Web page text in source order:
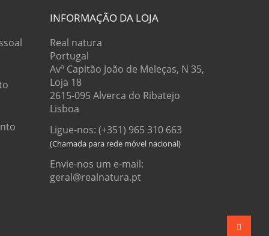
INFORMAÇÃO DA LOJA
Real natura
Portugal
Avª Capitão João de Meleças, N 35,
Loja 18
2615-095 Alverca do Ribatejo
Lisboa
Ligue-nos: (+351) 965 310 663
Envie-nos um e-mail:
geral@realnatura.pt